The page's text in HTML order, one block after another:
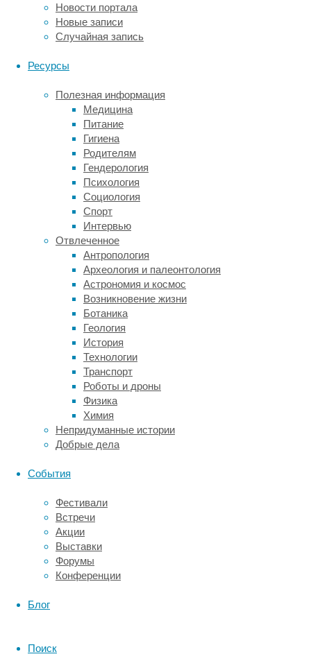
Новости портала
Новые записи
Случайная запись
Ресурсы
Полезная информация
Медицина
Питание
Гигиена
Родителям
Гендерология
Психология
Социология
Спорт
Интервью
Отвлеченное
Антропология
Археология и палеонтология
Астрономия и космос
Возникновение жизни
Ботаника
Геология
История
Технологии
Транспорт
Роботы и дроны
Физика
Химия
Непридуманные истории
Добрые дела
События
Фестивали
Встречи
Акции
Выставки
Форумы
Конференции
Блог
Поиск
метод
психотерапии
может
подействовать,
поэтому
ученые
разрабатывают
новые
методы
лечения.
Например,
псилоцибину
(активное
вещество
галлюциногенных
грибов)
США
присвоили
статус
прорывной
терапии
для
лечения
резистентной
депрессии.
новой
работе
под
Фолькера
Коэнена
(Volker
Coenen)
из
Фрайбургского